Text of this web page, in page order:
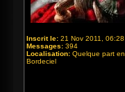
Inscrit le: 21 Nov 2011, 06:28
Messages: 394
Localisation: Quelque part en
Bordeciel